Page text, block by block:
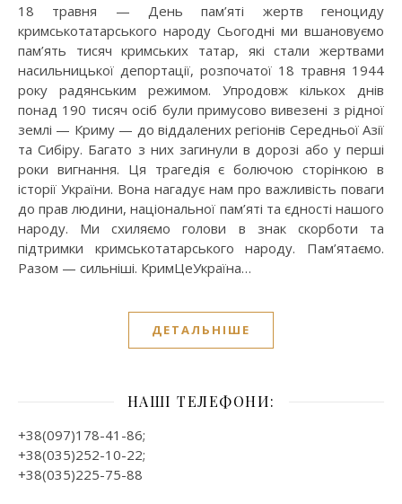
18 травня — День пам’яті жертв геноциду
кримськотатарського народу Сьогодні ми вшановуємо
пам’ять тисяч кримських татар, які стали жертвами
насильницької депортації, розпочатої 18 травня 1944
року радянським режимом. Упродовж кількох днів
понад 190 тисяч осіб були примусово вивезені з рідної
землі — Криму — до віддалених регіонів Середньої Азії
та Сибіру. Багато з них загинули в дорозі або у перші
роки вигнання. Ця трагедія є болючою сторінкою в
історії України. Вона нагадує нам про важливість поваги
до прав людини, національної пам’яті та єдності нашого
народу. Ми схиляємо голови в знак скорботи та
підтримки кримськотатарського народу. Пам’ятаємо.
Разом — сильніші. КримЦеУкраїна…
ДЕТАЛЬНІШЕ
НАШІ ТЕЛЕФОНИ:
+38(097)178-41-86;
+38(035)252-10-22;
+38(035)225-75-88